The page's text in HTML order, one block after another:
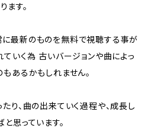
ます。
最新のものを無料で視聴する事が
いく為 古いバージョンや曲によっ
あるかもしれません。
り、曲の出来ていく過程や、成長し
思っています。